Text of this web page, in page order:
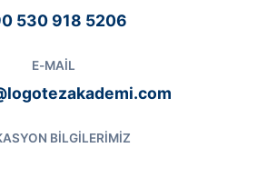
530 918 5206
E-MAIL
BILGILERIMIZ